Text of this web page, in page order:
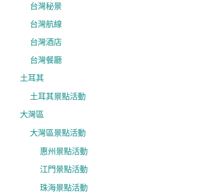
台灣秘景
台灣航線
台灣酒店
台灣餐廳
土耳其
土耳其景點活動
大灣區
大灣區景點活動
惠州景點活動
江門景點活動
珠海景點活動